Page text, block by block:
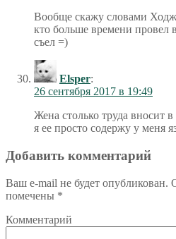
Вообще скажу словами
кто больше времени провел
съел =)
Elsper:
26 сентября 2017 в 19:49
Жена столько труда вносит
я ее просто содержу у меня
Добавить комментарий
Ваш e-mail не будет опубликован.
помечены *
Комментарий